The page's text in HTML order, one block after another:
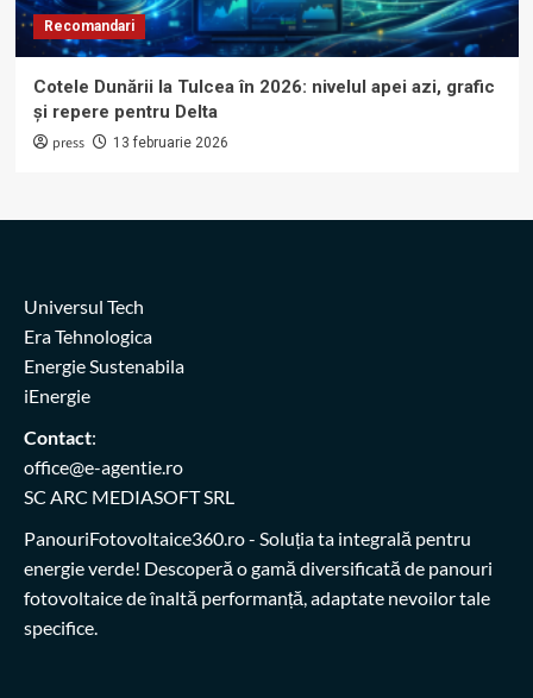
Recomandari
Cotele Dunării la Tulcea în 2026: nivelul apei azi, grafic
și repere pentru Delta
press 13 februarie 2026
Universul Tech
Era Tehnologica
Energie Sustenabila
iEnergie
Contact:
office@e-agentie.ro
SC ARC MEDIASOFT SRL
PanouriFotovoltaice360.ro- Soluția ta integrală pentru
energie verde! Descoperă o gamă diversificată de panouri
fotovoltaice de înaltă performanță, adaptate nevoilor tale
specifice.